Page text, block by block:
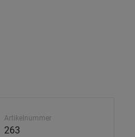
Artikelnummer
263